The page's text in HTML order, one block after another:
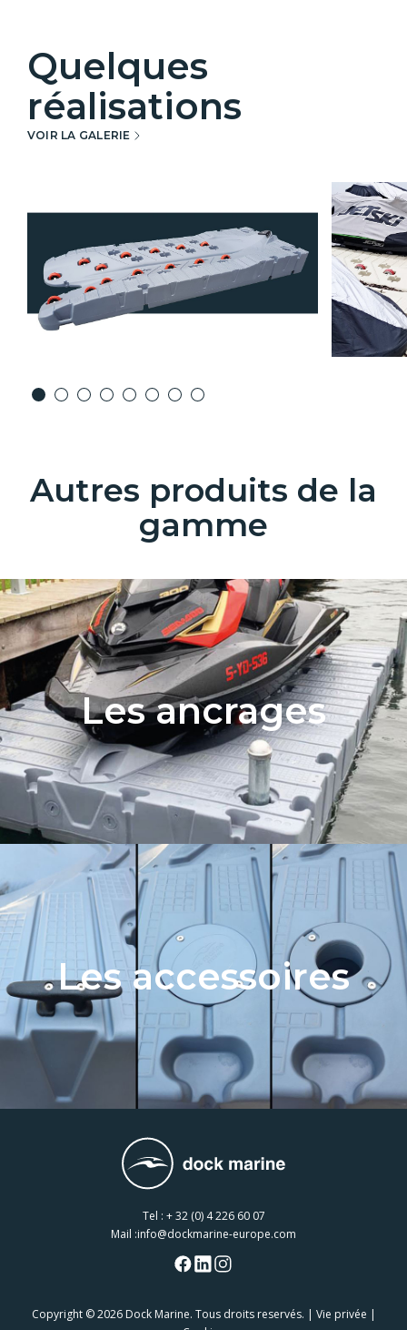
Quelques
réalisations
VOIR LA GALERIE
Autres produits de la
gamme
Les ancrages
Les accessoires
Tel : + 32 (0) 4 226 60 07
Mail :info@dockmarine-europe.com
Copyright© 2026 Dock Marine. Tous droits reservés. | Vie privée |